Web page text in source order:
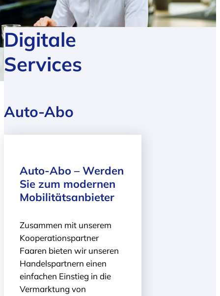
Digitale
Services
Auto-Abo
Auto-Abo – Werden
Sie zum modernen
Mobilitätsanbieter
Zusammen mit unserem
Kooperationspartner
Faaren bieten wir unseren
Handelspartnern einen
einfachen Einstieg in die
Vermarktung von